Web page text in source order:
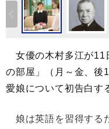
女優の木村多江が11
の部屋」（月～金、後
愛娘について初告白す
娘は英語を習得する